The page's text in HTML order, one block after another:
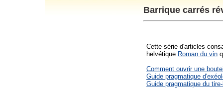
Barrique carrés
Cette série d'articles
helvétique Roman du vin
Comment ouvrir une
Guide pragmatique
Guide pragmatique du